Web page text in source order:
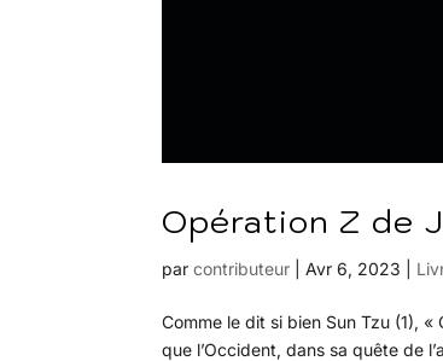
Opération Z de
parcontributeur |Avr 6, 2023
Comme le dit si bien Sun Tzu (1),
que l’Occident, dans sa quête de